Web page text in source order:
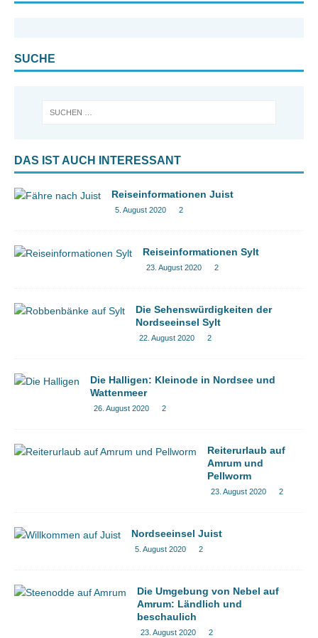
SUCHE
DAS IST AUCH INTERESSANT
Reiseinformationen Juist
5. August 2020 2
Reiseinformationen Sylt
23. August 2020 2
Die Sehenswürdigkeiten der
Nordseeinsel Sylt
22. August 2020 2
Die Halligen: Kleinode in Nordsee und
Wattenmeer
26. August 2020 2
Reiterurlaub auf
Amrum und
Pellworm
23. August 2020 2
Nordseeinsel Juist
5. August 2020 2
Die Umgebung von Nebel auf
Amrum: Ländlich und
beschaulich
23. August 2020 2